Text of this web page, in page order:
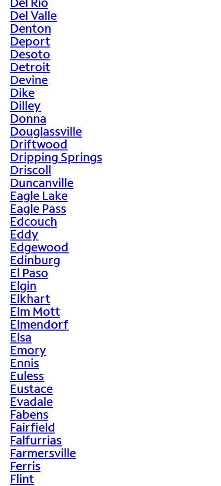
Del Valle
Denton
Deport
Desoto
Detroit
Devine
Dike
Dilley
Donna
Douglassville
Driftwood
Dripping Springs
Driscoll
Duncanville
Eagle Lake
Eagle Pass
Edcouch
Eddy
Edgewood
Edinburg
El Paso
Elgin
Elkhart
Elm Mott
Elmendorf
Elsa
Emory
Ennis
Euless
Eustace
Evadale
Fabens
Fairfield
Falfurrias
Farmersville
Ferris
Flint